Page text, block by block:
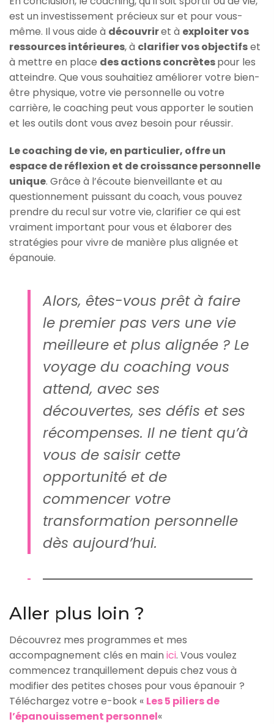
est un investissement précieux sur et pour vous-
même. Il vous aide à découvriret à exploiter vos
ressources intérieures, à clarifier vos objectifset
à mettre en place des actions concrètespour les
atteindre. Que vous souhaitiez améliorer votre bien-
être physique, votre vie personnelle ou votre
carrière, le coaching peut vous apporter le soutien
et les outils dont vous avez besoin pour réussir.
Le coaching de vie, en particulier, offre un
espace de réflexion et de croissance personnelle
unique. Grâce à l’écoute bienveillante et au
questionnement puissant du coach, vous pouvez
prendre du recul sur votre vie, clarifier ce qui est
vraiment important pour vous et élaborer des
stratégies pour vivre de manière plus alignée et
épanouie.
Alors, êtes-vous prêt à faire
le premier pas vers une vie
meilleure et plus alignée ? Le
voyage du coaching vous
attend, avec ses
découvertes, ses défis et ses
récompenses. Il ne tient qu’à
vous de saisir cette
opportunité et de
commencer votre
transformation personnelle
dès aujourd’hui.
Aller plus loin ?
Découvrez mes programmes et mes
accompagnement clés en main ici. Vous voulez
commencez tranquillement depuis chez vous à
modifier des petites choses pour vous épanouir ?
Téléchargez votre e-book « Les 5 piliers de
l’épanouissement personnel«